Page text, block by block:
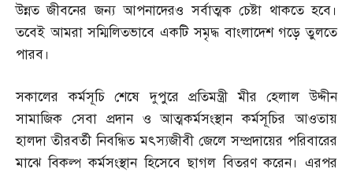
উন্নত জীবনের জন্য আপনাদেরও সর্বাত্মক চেষ্টা থাকতে হবে।
তবেই আমরা সম্মিলিতভাবে একটি সমৃদ্ধ বাংলাদেশ গড়ে তুলতে
পারব।
সকালের কর্মসূচি শেষে দুপুরে প্রতিমন্ত্রী মীর হেলাল উদ্দীন
সামাজিক সেবা প্রদান ও আত্মকর্মসংস্থান কর্মসূচির আওতায়
হালদা তীরবর্তী নিবন্ধিত মৎস্যজীবী জেলে সম্প্রদায়ের পরিবারের
মাঝে বিকল্প কর্মসংস্থান হিসেবে ছাগল বিতরণ করেন। এরপর